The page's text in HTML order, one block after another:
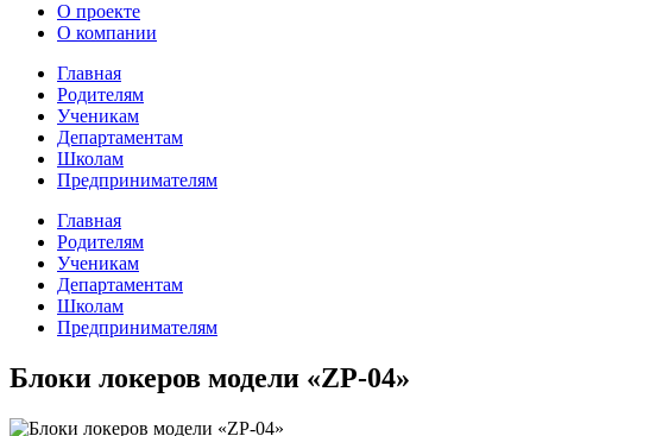
О проекте
О компании
Главная
Родителям
Ученикам
Департаментам
Школам
Предпринимателям
Главная
Родителям
Ученикам
Департаментам
Школам
Предпринимателям
Блоки локеров модели «ZP-04»